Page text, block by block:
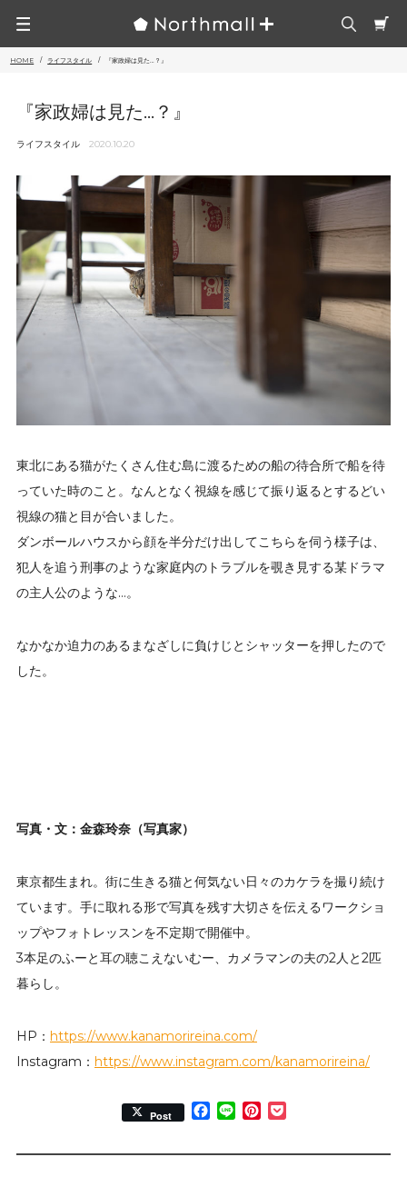
HOME ライフスタイル 『家政婦は見た…？』
『家政婦は見た…？』
ライフスタイル 2020.10.20
東北にある猫がたくさん住む島に渡るための船の待合所で船を待
っていた時のこと。 なんとなく視線を感じて振り返るとするどい
視線の猫と目が合いました。
ダンボールハウスから顔を半分だけ出してこちらを伺う様子は、
犯人を追う刑事のような家庭内のトラブルを覗き見する某ドラマ
の主人公のような…。
なかなか迫力のあるまなざしに負けじとシャッターを押したので
した。
写真・文：金森玲奈（写真家）
東京都生まれ。街に生きる猫と何気ない日々のカケラを撮り続け
ています。手に取れる形で写真を残す大切さを伝えるワークショ
ップやフォトレッスンを不定期で開催中。
3本足のふーと耳の聴こえないむー、カメラマンの夫の2人と2匹
暮らし。
HP： https://www.kanamorireina.com/
Instagram： https://www.instagram.com/kanamorireina/
Post Facebook
Line Pinterest